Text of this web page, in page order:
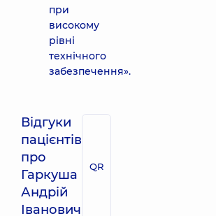
при
високому
рівні
технічного
забезпечення».
Відгуки
пацієнтів
про
Гаркуша
Андрій
Іванович
QR